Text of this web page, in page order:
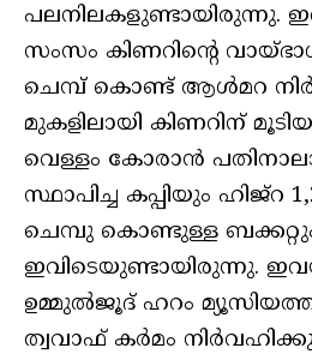
പലനിലകളുണ്ടായിരുന്നു.
സംസം കിണറിന്റെ
ചെമ്പ് കൊണ്ട് ആള്‍മറ
മുകളിലായി കിണറിന്
വെള്ളം കോരാന്‍
സ്ഥാപിച്ച കപ്പിയും ഹിജ്‌റ
ചെമ്പു കൊണ്ടുള്ള
ഇവിടെയുണ്ടായിരുന്നു.
ഉമ്മുല്‍ജൂദ് ഹറം
ത്വവാഫ് കര്‍മം